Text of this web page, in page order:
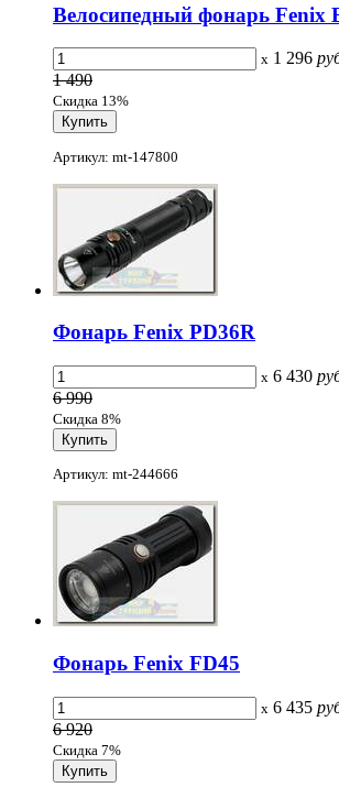
Велосипедный фонарь Fenix
x 1 296
1 490
Скидка 13%
Артикул: mt-147800
Фонарь Fenix PD36R
x 6 430
6 990
Скидка 8%
Артикул: mt-244666
Фонарь Fenix FD45
x 6 435
6 920
Скидка 7%